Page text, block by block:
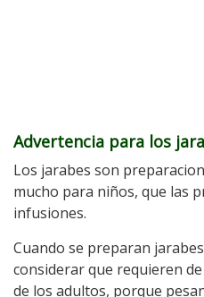
Advertencia para los
Los jarabes son
mucho para niños, que las
infusiones.
Cuando se preparan
considerar que requieren
de los adultos, porque